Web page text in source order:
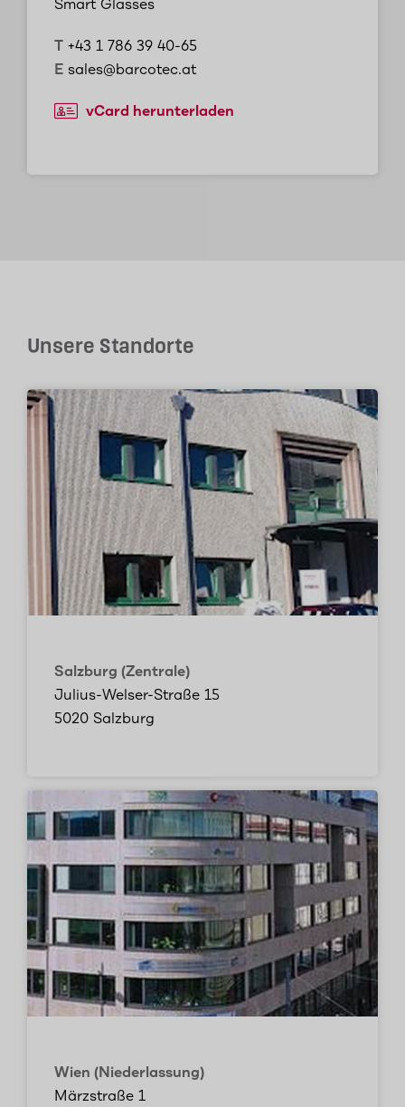
Smart Glasses
T +43 1 786 39 40-65
E sales@barcotec.at
vCard herunterladen
Unsere Standorte
Salzburg (Zentrale)
Julius-Welser-Straße 15
5020 Salzburg
Wien (Niederlassung)
Märzstraße 1